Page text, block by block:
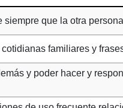
siempre que la otra
familiares y
y poder hacer y